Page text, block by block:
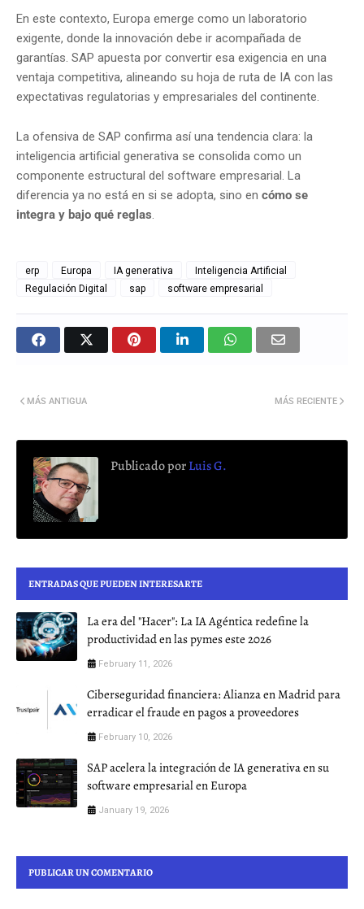
En este contexto, Europa emerge como un laboratorio
exigente, donde la innovación debe ir acompañada de
garantías. SAP apuesta por convertir esa exigencia en una
ventaja competitiva, alineando su hoja de ruta de IA con las
expectativas regulatorias y empresariales del continente.
La ofensiva de SAP confirma así una tendencia clara: la
inteligencia artificial generativa se consolida como un
componente estructural del software empresarial. La
diferencia ya no está en si se adopta, sino en cómo se
integra y bajo qué reglas.
erp Europa IA generativa
Inteligencia Artificial
Regulación Digital
sap software empresarial
MÁS RECIENTE
MÁS ANTIGUA
Publicado porLuis G.
ENTRADAS QUE PUEDEN INTERESARTE
La era del "Hacer": La IA Agéntica redefine la
productividad en las pymes este 2026
February 11, 2026
Ciberseguridad financiera: Alianza en Madrid para
erradicar el fraude en pagos a proveedores
February 10, 2026
SAP acelera la integración de IA generativa en su
software empresarial en Europa
January 19, 2026
PUBLICAR UN COMENTARIO